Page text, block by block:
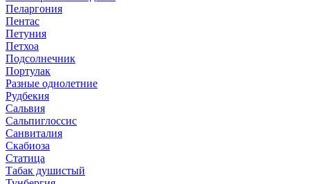
Пеларгония
Пентас
Петуния
Петхоа
Подсолнечник
Портулак
Разные однолетние
Рудбекия
Сальвия
Сальпиглоссис
Санвиталия
Скабиоза
Статица
Табак душистый